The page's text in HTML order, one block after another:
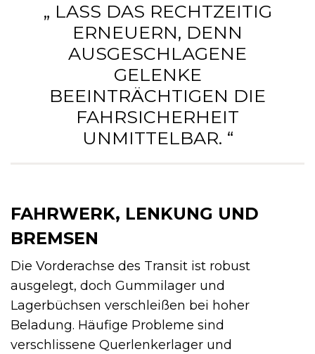
„ LASS DAS RECHTZEITIG
ERNEUERN, DENN
AUSGESCHLAGENE
GELENKE
BEEINTRÄCHTIGEN DIE
FAHRSICHERHEIT
UNMITTELBAR. “
FAHRWERK, LENKUNG UND
BREMSEN
Die Vorderachse des Transit ist robust
ausgelegt, doch Gummilager und
Lagerbüchsen verschleißen bei hoher
Beladung. Häufige Probleme sind
verschlissene Querlenkerlager und